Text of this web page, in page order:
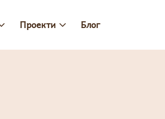
Проекти Блог